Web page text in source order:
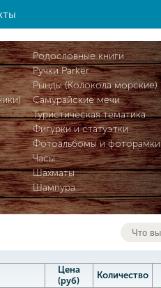
Родословные книги
Ручки Parker
Рынды (Колокола морские)
Самурайские мечи
Туристическая тематика
Фигурки и статуэтки
Фотоальбомы и фоторамки
Часы
Шахматы
Шампура
Цена
(руб)
Количество